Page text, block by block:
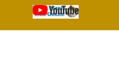
Vai ai contenuti
Salta menù